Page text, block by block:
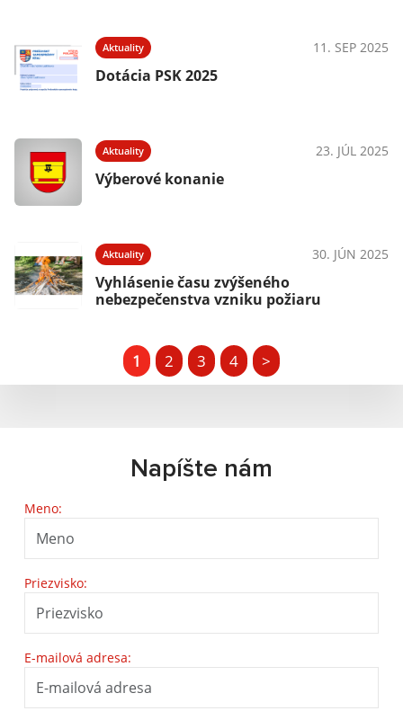
Aktuality 11. SEP 2025
Dotácia PSK 2025
Aktuality 23. JÚL 2025
Výberové konanie
Aktuality 30. JÚN 2025
Vyhlásenie času zvýšeného
nebezpečenstva vzniku požiaru
1 2 3 4 >
Napíšte nám
Meno:
Priezvisko:
E-mailová adresa: